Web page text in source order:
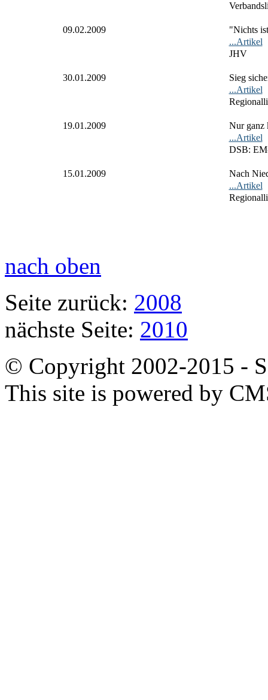
09.02.2009
"Nichts
...Artikel
JHV
30.01.2009
Sieg
...Artikel
19.01.2009
Nur ganz
...Artikel
DSB:
15.01.2009
Nach
...Artikel
nach oben
Seite zurück: 2008
nächste Seite: 2010
© Copyright 2002-2015 -
This site is powered by